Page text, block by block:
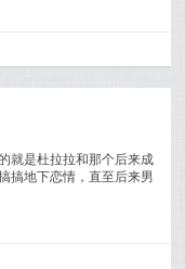
就是杜拉拉和那个后来成
搞地下恋情，直至后来男